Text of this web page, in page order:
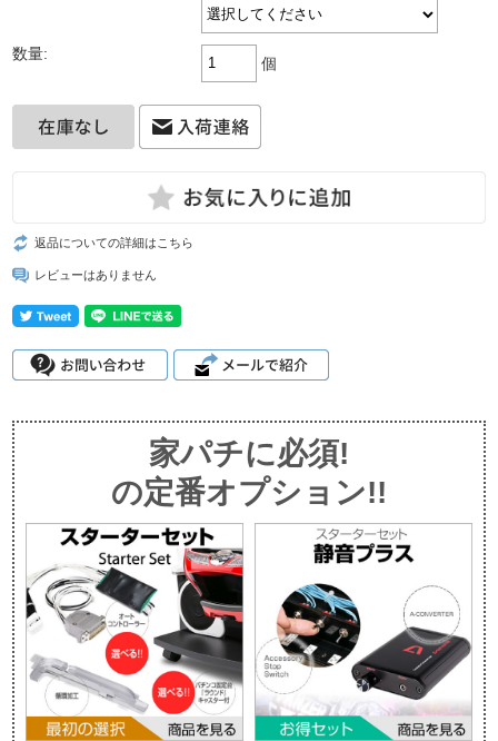
数量:
個
返品についての詳細はこちら
レビューはありません
家パチに必須!
の定番オプション!!